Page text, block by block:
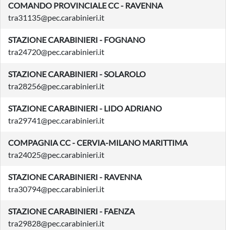
COMANDO PROVINCIALE CC - RAVENNA
tra31135@pec.carabinieri.it
STAZIONE CARABINIERI - FOGNANO
tra24720@pec.carabinieri.it
STAZIONE CARABINIERI - SOLAROLO
tra28256@pec.carabinieri.it
STAZIONE CARABINIERI - LIDO ADRIANO
tra29741@pec.carabinieri.it
COMPAGNIA CC - CERVIA-MILANO MARITTIMA
tra24025@pec.carabinieri.it
STAZIONE CARABINIERI - RAVENNA
tra30794@pec.carabinieri.it
STAZIONE CARABINIERI - FAENZA
tra29828@pec.carabinieri.it